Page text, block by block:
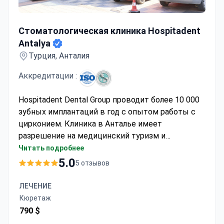
Стоматологическая клиника Hospitadent Antalya
Стоматологическая клиника Hospitadent
Antalya
Турция, Анталия
Аккредитации :
Hospitadent Dental Group проводит более 10 000
зубных имплантаций в год с опытом работы с
цирконием. Клиника в Анталье имеет
разрешение на медицинский туризм и
чем 250 стоматологами в 22 филиалах.
Пациенты оценивают удовлетворенность на
99%, с рейтингом Google 4.9 и Trustpilot 4.7.
ЛЕЧЕНИЕ